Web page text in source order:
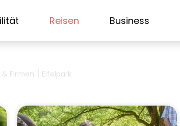
Reisen Business
& Firmen | Eifelpark